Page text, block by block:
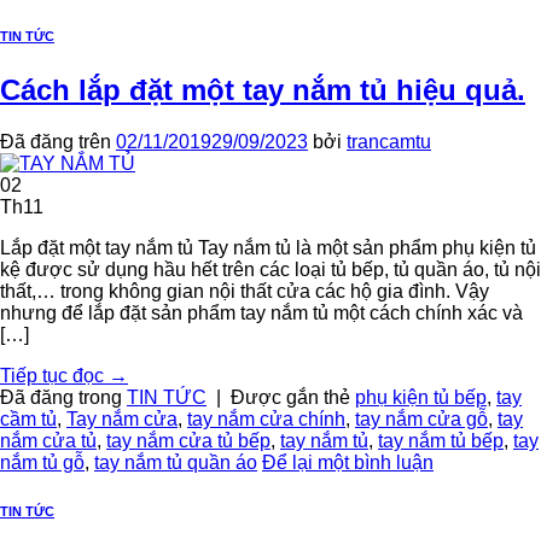
TIN TỨC
Cách lắp đặt một tay nắm tủ hiệu quả.
Đã đăng trên 02/11/201929/09/2023 bởi trancamtu
02
Th11
Lắp đặt một tay nắm tủ Tay nắm tủ là một sản phẩm phụ kiện tủ
kệ được sử dụng hầu hết trên các loại tủ bếp, tủ quần áo, tủ nội
thất,… trong không gian nội thất cửa các hộ gia đình. Vậy
nhưng để lắp đặt sản phẩm tay nắm tủ một cách chính xác và
[…]
Tiếp tục đọc →
Đã đăng trong TIN TỨC Được gắn thẻ phụ kiện tủ bếp, tay
cầm tủ, Tay nắm cửa, tay nắm cửa chính, tay nắm cửa gỗ, tay
nắm cửa tủ, tay nắm cửa tủ bếp, tay nắm tủ, tay nắm tủ bếp, tay
nắm tủ gỗ, tay nắm tủ quần áo Để lại một bình luận
TIN TỨC